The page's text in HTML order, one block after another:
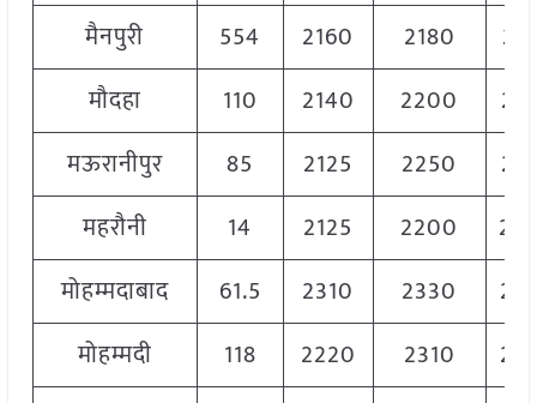
मैनपुरी
554 2160 2180
मौदहा
110 2140 2200
मऊरानीपुर
85 2125 2250
महरौनी
14 2125 2200
मोहम्मदाबाद
61.5 2310 2330
मोहम्मदी
118 2220 2310